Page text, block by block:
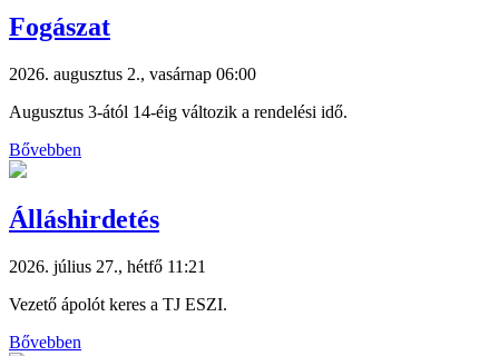
Fogászat
2026. augusztus 2., vasárnap 06:00
Augusztus 3-ától 14-éig változik a rendelési idő.
Bővebben
Álláshirdetés
2026. július 27., hétfő 11:21
Vezető ápolót keres a TJ ESZI.
Bővebben